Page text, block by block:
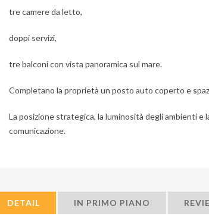
tre camere da letto,
doppi servizi,
tre balconi con vista panoramica sul mare.
Completano la proprietà un posto auto coperto e
La posizione strategica, la luminosità degli ambienti
comunicazione.
DETAIL IN PRIMO PIANO